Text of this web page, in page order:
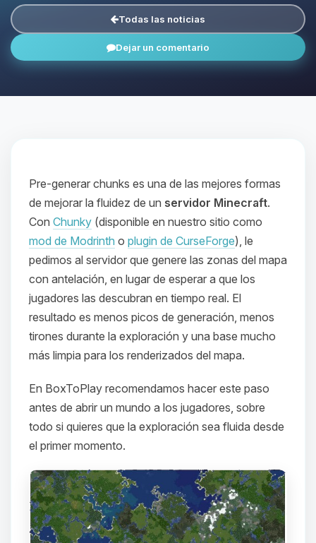
Todas las noticias
Dejar un comentario
Pre-generar chunks es una de las mejores formas
de mejorar la fluidez de un servidor Minecraft.
Con Chunky (disponible en nuestro sitio como
mod de Modrinth o plugin de CurseForge), le
pedimos al servidor que genere las zonas del mapa
con antelación, en lugar de esperar a que los
jugadores las descubran en tiempo real. El
resultado es menos picos de generación, menos
tirones durante la exploración y una base mucho
más limpia para los renderizados del mapa.
En BoxToPlay recomendamos hacer este paso
antes de abrir un mundo a los jugadores, sobre
todo si quieres que la exploración sea fluida desde
el primer momento.